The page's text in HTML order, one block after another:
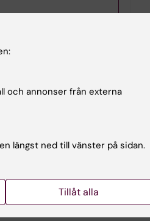
och utbildning
Innovation
och annonser från externa
längst ned till vänster på sidan.
Tillåt alla